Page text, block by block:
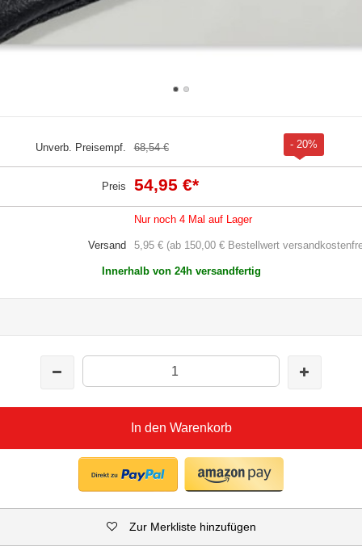
Unverb. Preisempf. 68,54 € - 20%
Preis 54,95 €*
Nur noch 4 Mal auf Lager
Versand 5,95 € (ab 150,00 € Bestellwert
Innerhalb von 24h versandfertig
In den Warenkorb
Zur Merkliste hinzufügen